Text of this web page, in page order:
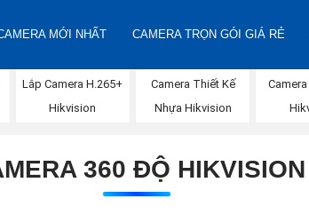
MỚI NHẤT CAMERA TRỌN GÓI GIÁ RẺ
Lắp Camera H.265+
Hikvision
Camera Thiết Kế
Nhựa Hikvision
360 ĐỘ HIKVISION